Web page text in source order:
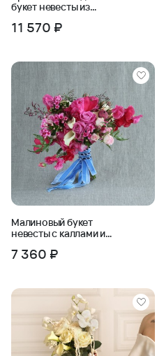
букет невесты из
амарантуса
11 570 ₽
Малиновый букет
невесты с каллами и
7 360 ₽